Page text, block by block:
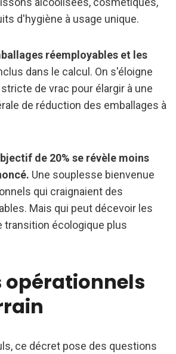
d'hygiène à usage unique.
réemployables et les
dans le calcul. On s'éloigne
de vrac pour élargir à une
de réduction des emballages à
de 20% se révèle moins
Une souplesse bienvenue
qui craignaient des
Mais qui peut décevoir les
transition écologique plus
opérationnels
ce décret pose des questions